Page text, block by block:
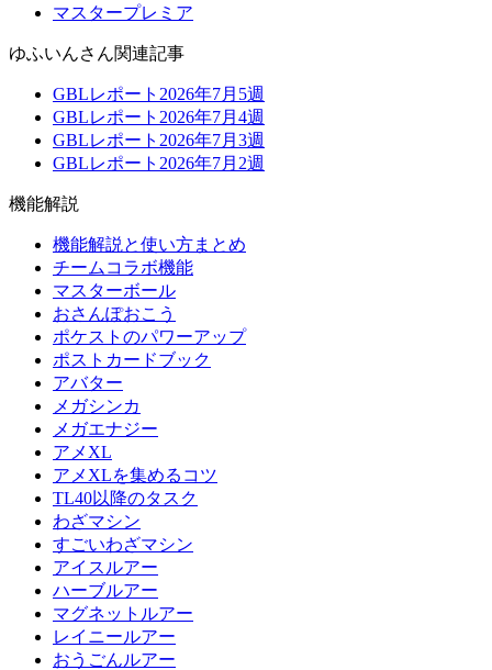
マスタープレミア
ゆふいんさん関連記事
GBLレポート2026年7月5週
GBLレポート2026年7月4週
GBLレポート2026年7月3週
GBLレポート2026年7月2週
機能解説
機能解説と使い方まとめ
チームコラボ機能
マスターボール
おさんぽおこう
ポケストのパワーアップ
ポストカードブック
アバター
メガシンカ
メガエナジー
アメXL
アメXLを集めるコツ
TL40以降のタスク
わざマシン
すごいわざマシン
アイスルアー
ハーブルアー
マグネットルアー
レイニールアー
おうごんルアー